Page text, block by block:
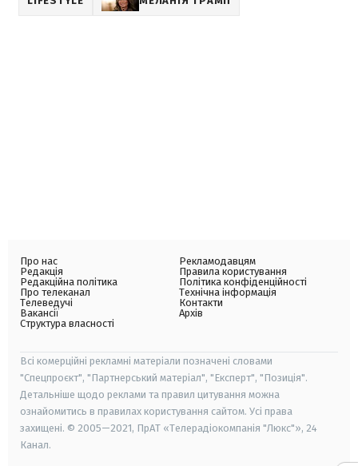
Про нас
Редакція
Редакційна політика
Про телеканал
Телеведучі
Вакансії
Структура власності
Рекламодавцям
Правила користування
Політика конфіденційності
Технічна інформація
Контакти
Архів
Всі комерційні рекламні матеріали позначені словами
"Спецпроєкт", "Партнерський матеріал", "Експерт", "Позиція".
Детальніше щодо реклами та правил цитування можна
ознайомитись в правилах користування сайтом. Усі права
захищені. © 2005—2021, ПрАТ «Телерадіокомпанія "Люкс"», 24
Канал.